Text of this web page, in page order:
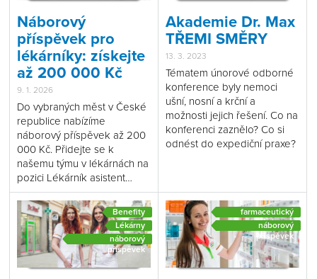
Náborový
příspěvek pro
lékárníky: získejte
až 200 000 Kč
9. 1. 2026
Do vybraných měst v České
republice nabízíme
náborový příspěvek až 200
000 Kč. Přidejte se k
našemu týmu v lékárnách na
pozici Lékárník asistent…
Akademie Dr. Max
TŘEMI SMĚRY
13. 3. 2023
Tématem únorové odborné
konference byly nemoci
ušní, nosní a krční a
možnosti jejich řešení. Co na
konferenci zaznělo? Co si
odnést do expediční praxe?
Benefity
Lékárny
náborový
příspěvek
farmaceutický
asistent
náborový
příspěvek